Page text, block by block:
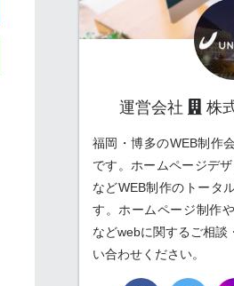
運営会社 株
福岡・博多のWEB制作
です。ホームページデ
などWEB制作のトータ
す。ホームページ制作
などwebに関するご相談
い合わせください。